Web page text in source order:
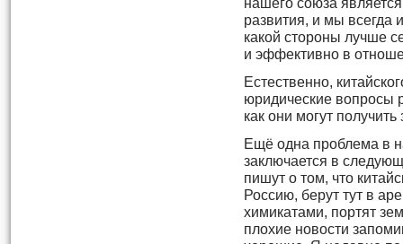
нашего союза
развития, и мы всегда
какой стороны лучше
и эффективно в
Естественно,
юридические вопросы
как они могут
Ещё одна проблема в
заключается в
пишут о том, что
Россию, берут тут в
химикатами, портят
плохие новости